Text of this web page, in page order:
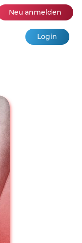
Neu anmelden
Login